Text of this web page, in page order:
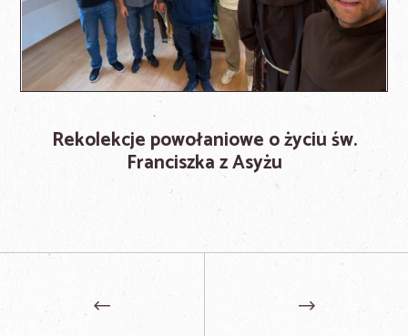
Rekolekcje powołaniowe o życiu św.
Franciszka z Asyżu